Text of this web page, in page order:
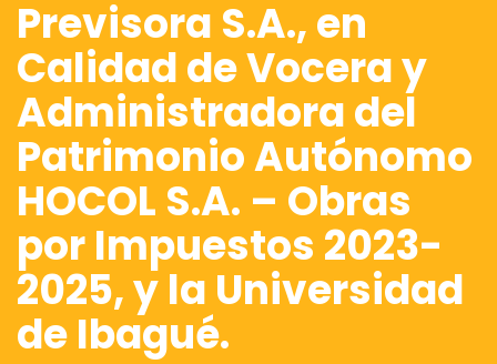
Previsora S.A., en
Calidad de Vocera y
Administradora del
Patrimonio Autónomo
HOCOL S.A. – Obras
por Impuestos 2023-
2025, y la Universidad
de Ibagué.